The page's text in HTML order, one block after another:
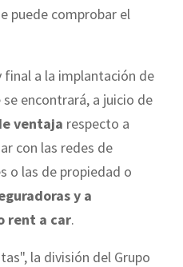
puede comprobar el
final a la implantación de
encontrará, a juicio de
ventaja respecto a
con las redes de
o las de propiedad o
y a
rent a car.
la división del Grupo